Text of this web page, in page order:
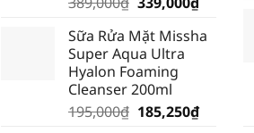
là:
389,000₫.
tại
Sữa Rửa Mặt Missha
Super Aqua Ultra
Hyalon Foaming
Cleanser 200ml
195,000₫ Giá
185,250₫Giá